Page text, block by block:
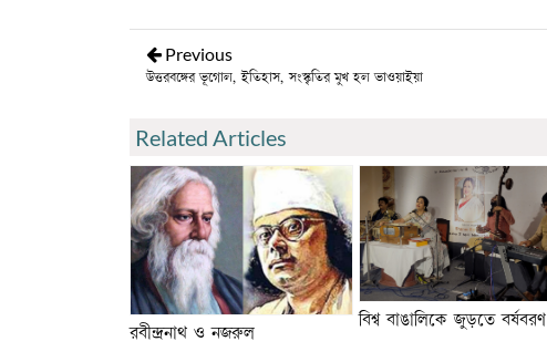
Previous
উত্তরবঙ্গের ভূগোল, ইতিহাস, সংস্কৃতির মুখ হল ভাওয়াইয়া
Related Articles
রবীন্দ্রনাথ ও নজরুল বিশ্ব বাঙালিকে জুড়তে বর্ষবরণ